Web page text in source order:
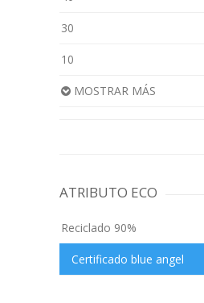
30
10
MOSTRAR MÁS
ATRIBUTO ECO
Reciclado 90%
Certificado blue angel